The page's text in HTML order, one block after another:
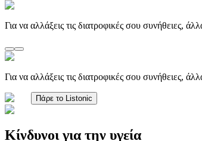
Για να αλλάξεις τις διατροφικές σου συνήθειες,
Για να αλλάξεις τις διατροφικές σου συνήθειες,
Πάρε το Listonic
Κίνδυνοι για την υγεία